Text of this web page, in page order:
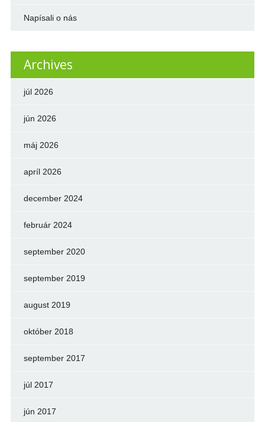
Napísali o nás
Archives
júl 2026
jún 2026
máj 2026
apríl 2026
december 2024
február 2024
september 2020
september 2019
august 2019
október 2018
september 2017
júl 2017
jún 2017